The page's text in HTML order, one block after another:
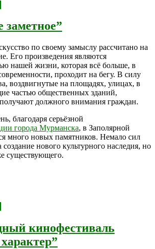
заметное”
по своему замыслу рассчитано на
Его произведения являются
нашей жизни, которая всё больше, в
проходит на бегу. В силу
воздвигнутые на площадях, улицах, в
частью общественных зданий,
должного внимания граждан.
благодаря серьёзной
города Мурманска, в Заполярной
много новых памятников. Немало сил
создание нового культурного наследия, но
существующего.
кинофестиваль